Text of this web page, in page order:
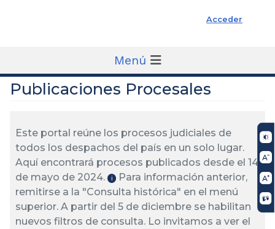
Acceder
Menú
Publicaciones Procesales
Este portal reúne los procesos judiciales de
todos los despachos del país en un solo lugar.
Aquí encontrará procesos publicados desde el 14
de mayo de 2024.
ℹ️
Para información anterior,
remitirse a la "Consulta histórica" en el menú
superior. A partir del 5 de diciembre se habilitan
nuevos filtros de consulta. Lo invitamos a ver el